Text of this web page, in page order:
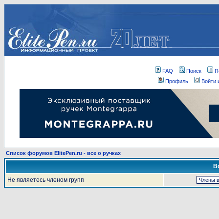
FAQ Поиск
Профиль
Войти
Список форумов ElitePen.ru - все о ручках
Не являетесь членом групп